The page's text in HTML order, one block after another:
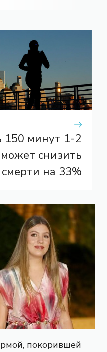
150 минут 1-2
снизить
смерти на 33%
покорившей